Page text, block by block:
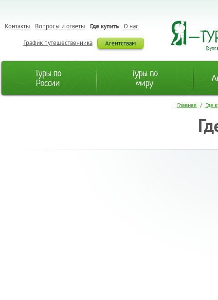
О нас
Где купить
Вопросы и ответы
Контакты
Агентствам
График путешественника
Туры по
России
Туры по
миру
Главная / Где